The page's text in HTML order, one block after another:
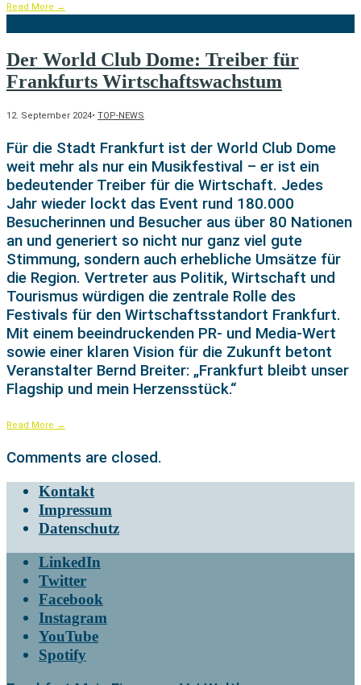
Read More →
Der World Club Dome: Treiber für
Frankfurts Wirtschaftswachstum
12. September 2024• TOP-NEWS
Für die Stadt Frankfurt ist der World Club Dome
weit mehr als nur ein Musikfestival – er ist ein
bedeutender Treiber für die Wirtschaft. Jedes
Jahr wieder lockt das Event rund 180.000
Besucherinnen und Besucher aus über 80 Nationen
an und generiert so nicht nur ganz viel gute
Stimmung, sondern auch erhebliche Umsätze für
die Region. Vertreter aus Politik, Wirtschaft und
Tourismus würdigen die zentrale Rolle des
Festivals für den Wirtschaftsstandort Frankfurt.
Mit einem beeindruckenden PR- und Media-Wert
sowie einer klaren Vision für die Zukunft betont
Veranstalter Bernd Breiter: „Frankfurt bleibt unser
Flagship und mein Herzensstück.“
Read More →
Comments are closed.
Kontakt
Impressum
Datenschutz
LinkedIn
Twitter
Facebook
Instagram
YouTube
Spotify